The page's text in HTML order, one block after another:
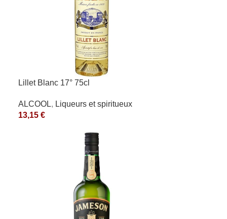
Lillet Blanc 17° 75cl
ALCOOL, Liqueurs et spiritueux
13,15 €